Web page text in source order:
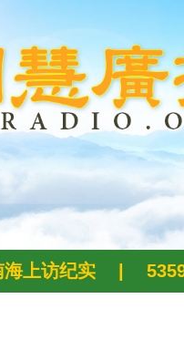
海上访纪实